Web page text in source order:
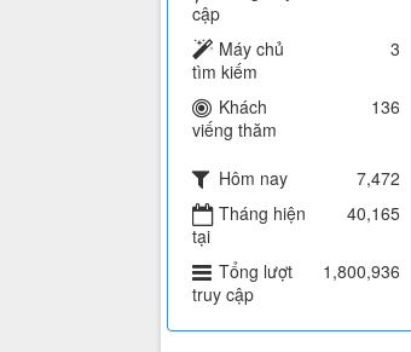
cập
Máy chủ
tìm kiếm
3
Khách
viếng thăm
136
Hôm nay
7,472
Tháng hiện
tại
40,165
Tổng lượt
truy cập
1,800,936